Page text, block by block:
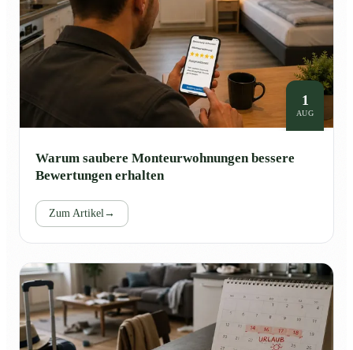
1
AUG
Warum saubere Monteurwohnungen bessere
Bewertungen erhalten
Zum Artikel →